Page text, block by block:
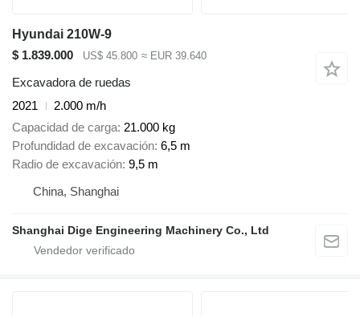
Hyundai 210W-9
$ 1.839.000
US$ 45.800 ≈ EUR 39.640
Excavadora de ruedas
2021
2.000 m/h
Capacidad de carga 21.000 kg
Profundidad de excavación 6,5 m
Radio de excavación 9,5 m
China, Shanghai
Shanghai Dige Engineering Machinery Co., Ltd